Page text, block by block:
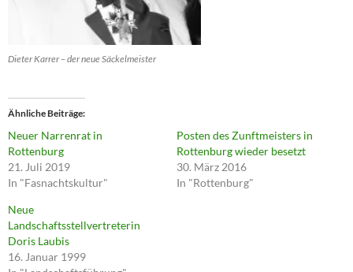
Dieter Karrer – der neue Säckelmeister
Ähnliche Beiträge
Neuer Narrenrat in
Rottenburg
21. Juli 2019
In "Fasnachtskultur"
Posten des Zunftmeisters in
Rottenburg wieder besetzt
30. März 2016
In "Rottenburg"
Neue
Landschaftsstellvertreterin
Doris Laubis
16. Januar 1999